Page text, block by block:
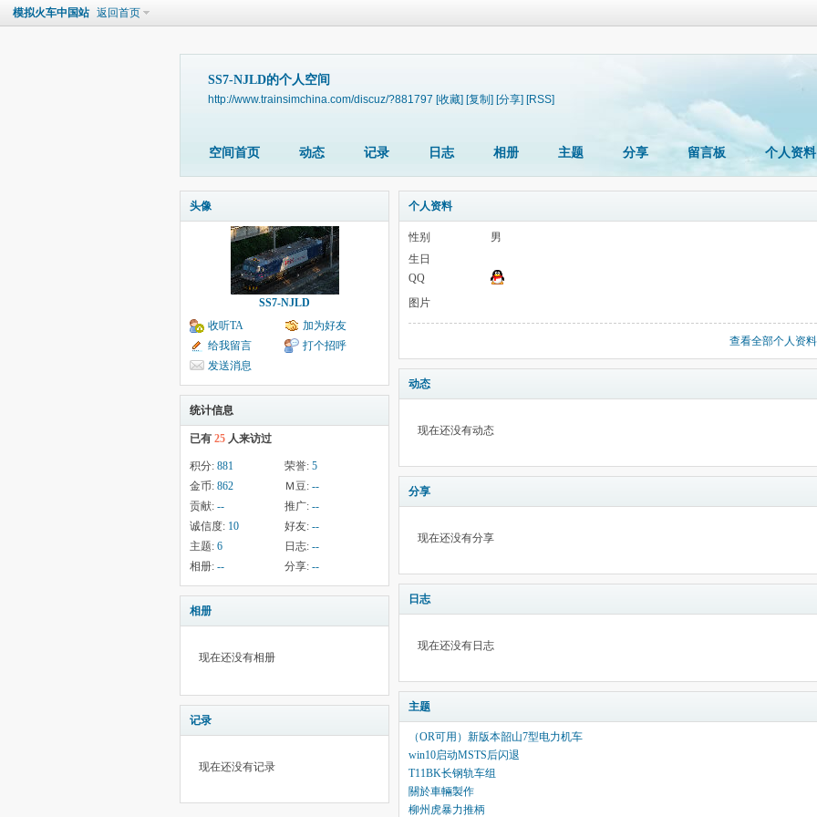
模拟火车中国站 返回首页
SS7-NJLD的个人空间
http://www.trainsimchina.com/discuz/?881797 [收藏] [复制] [分享] [RSS]
空间首页 动态 记录 日志 相册 主题 分享 留言板 个人资料
头像
SS7-NJLD
收听TA
加为好友
给我留言
打个招呼
发送消息
统计信息
已有 25 人来访过
积分: 881 荣誉: 5
金币: 862 Ｍ豆: --
贡献: -- 推广: --
诚信度: 10 好友: --
主题: 6 日志: --
相册: -- 分享: --
相册
现在还没有相册
记录
现在还没有记录
个人资料
性别
男
生日
QQ
图片
查看全部个人资料
动态
现在还没有动态
分享
现在还没有分享
日志
现在还没有日志
主题
（OR可用）新版本韶山7型电力机车
win10启动MSTS后闪退
T11BK长钢轨车组
關於車輛製作
柳州虎暴力推柄